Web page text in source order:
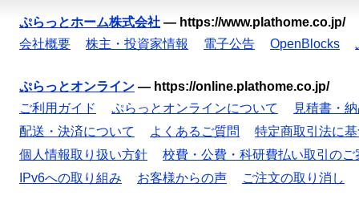
ぷらっとホーム株式会社 — https://www.plathome.co.jp/
会社概要
株主・投資家情報 電子公告 OpenBlocks
ぷらっとオンライン — https://online.plathome.co.jp/
ご利用ガイド
ぷらっとオンラインについて
見積書・
配送・決済について
よくあるご質問
特定商取引法に
個人情報取り扱い方針
校費・公費・科研費払い取引のご
IPv6への取り組み
お客様からの声 ご注文の取り消し